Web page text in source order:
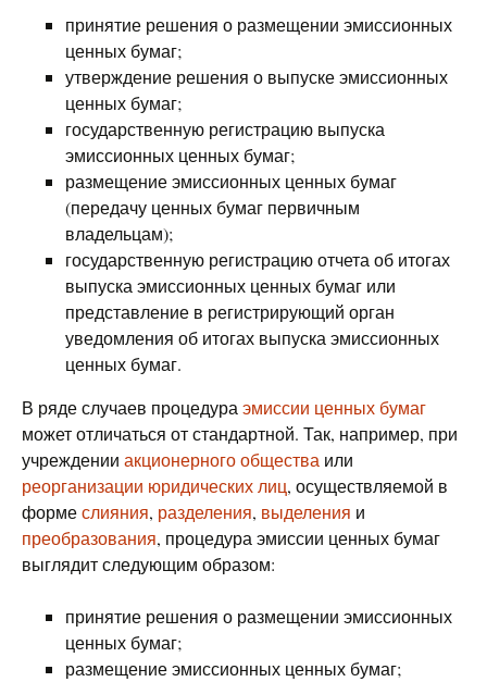
принятие решения о размещении эмиссионных
ценных бумаг;
утверждение решения о выпуске эмиссионных
ценных бумаг;
государственную регистрацию выпуска
эмиссионных ценных бумаг;
размещение эмиссионных ценных бумаг
(передачу ценных бумаг первичным
владельцам);
государственную регистрацию отчета об итогах
выпуска эмиссионных ценных бумаг или
представление в регистрирующий орган
уведомления об итогах выпуска эмиссионных
ценных бумаг.
В ряде случаев процедура эмиссии ценных бумаг
может отличаться от стандартной. Так, например, при
учреждении акционерного общества или
реорганизации юридических лиц, осуществляемой в
формеслияния, разделения, выделения и
преобразования, процедура эмиссии ценных бумаг
выглядит следующим образом:
принятие решения о размещении эмиссионных
ценных бумаг;
размещение эмиссионных ценных бумаг;